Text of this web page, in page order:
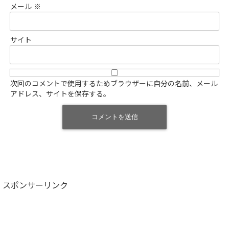
メール ※
サイト
次回のコメントで使用するためブラウザーに自分の名前、メール
アドレス、サイトを保存する。
スポンサーリンク